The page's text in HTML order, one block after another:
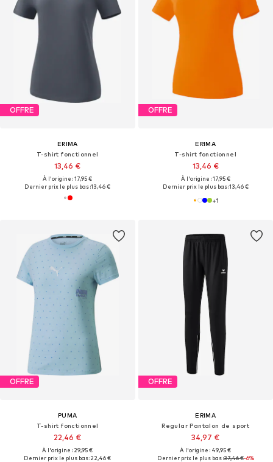
OFFRE
ERIMA
T-shirt fonctionnel
13,46 €
À l'origine : 17,95 €
Dernier prix le plus bas :13,46 €
OFFRE
ERIMA
T-shirt fonctionnel
13,46 €
À l'origine : 17,95 €
Dernier prix le plus bas :13,46 €
+1
OFFRE
PUMA
T-shirt fonctionnel
22,46 €
À l'origine : 29,95 €
Dernier prix le plus bas :22,46 €
OFFRE
ERIMA
Regular Pantalon de sport
34,97 €
À l'origine : 49,95 €
Dernier prix le plus bas :37,46 €-6%